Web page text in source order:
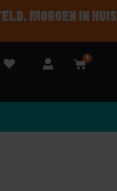
MORGEN IN HUIS
0